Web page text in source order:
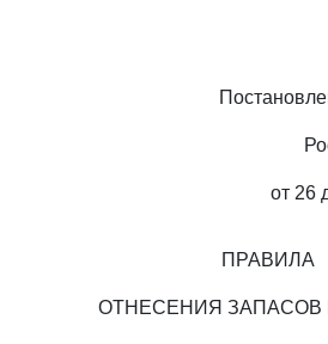
от 26
ПРАВИЛА
ОТНЕСЕНИЯ ЗАПАСОВ